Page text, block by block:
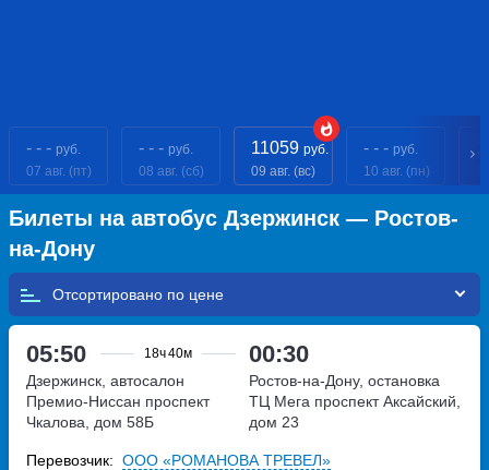
- - - руб.
07 авг. (пт)
- - - руб.
08 авг. (сб)
11059 руб.
09 авг. (вс)
- - - руб.
10 авг. (пн)
Билеты на автобус Дзержинск — Ростов-
на-Дону
Отсортировано по
05:50 18ч40м 00:30
Дзержинск, автосалон
Премио-Ниссан проспект
Чкалова, дом 58Б
Ростов-на-Дону, остановка
ТЦ Мега проспект Аксайский,
дом 23
Перевозчик: ООО «РОМАНОВА ТРЕВЕЛ»